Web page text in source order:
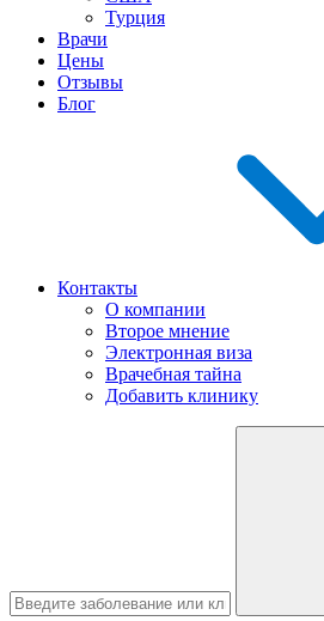
Турция
Врачи
Цены
Отзывы
Блог
Контакты
О компании
Второе мнение
Электронная виза
Врачебная тайна
Добавить клинику